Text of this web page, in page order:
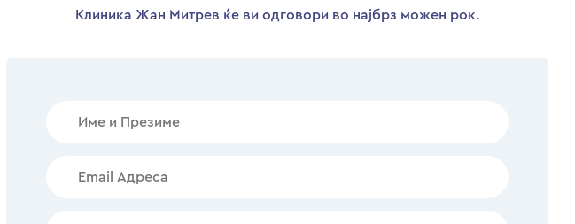
Клиника Жан Митрев ќе ви одговори во најбрз можен рок.